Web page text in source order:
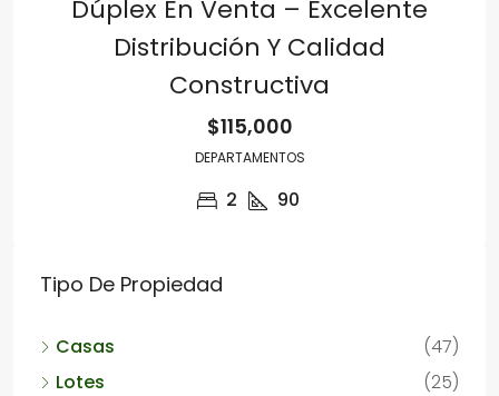
Dúplex En Venta – Excelente
Distribución Y Calidad
Constructiva
$115,000
DEPARTAMENTOS
2 90
Tipo De Propiedad
Casas
(47)
Lotes
(25)